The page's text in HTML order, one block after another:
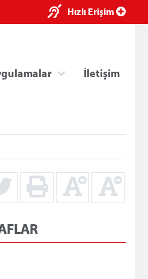
Hızlı Erişim
İletişim
×